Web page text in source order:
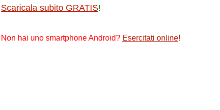
Scaricala subito GRATIS!
Non hai uno smartphone Android? Esercitati online!